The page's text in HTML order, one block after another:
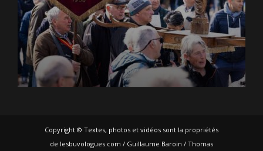
Copyright © Textes, photos et vidéos sont la propriétés
de lesbuvologues.com / Guillaume Baroin / Thomas